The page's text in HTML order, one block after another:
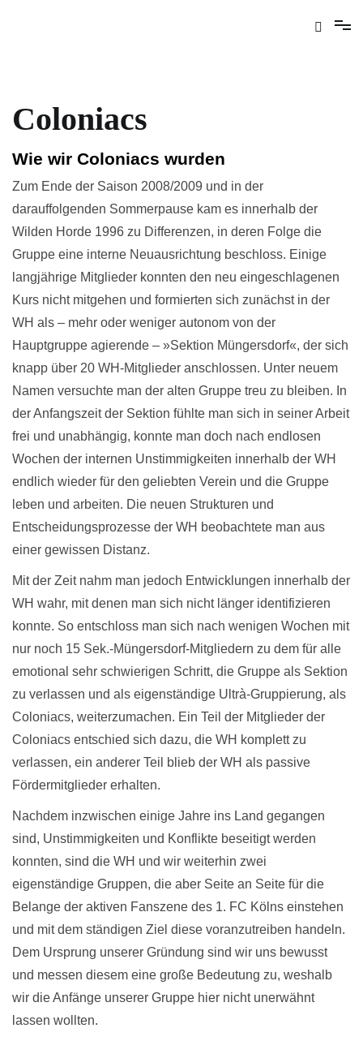
Coloniacs
Wie wir Coloniacs wurden
Zum Ende der Saison 2008/2009 und in der
darauffolgenden Sommerpause kam es innerhalb der
Wilden Horde 1996 zu Differenzen, in deren Folge die
Gruppe eine interne Neuausrichtung beschloss. Einige
langjährige Mitglieder konnten den neu eingeschlagenen
Kurs nicht mitgehen und formierten sich zunächst in der
WH als – mehr oder weniger autonom von der
Hauptgruppe agierende – »Sektion Müngersdorf«, der sich
knapp über 20 WH-Mitglieder anschlossen. Unter neuem
Namen versuchte man der alten Gruppe treu zu bleiben. In
der Anfangszeit der Sektion fühlte man sich in seiner Arbeit
frei und unabhängig, konnte man doch nach endlosen
Wochen der internen Unstimmigkeiten innerhalb der WH
endlich wieder für den geliebten Verein und die Gruppe
leben und arbeiten. Die neuen Strukturen und
Entscheidungsprozesse der WH beobachtete man aus
einer gewissen Distanz.
Mit der Zeit nahm man jedoch Entwicklungen innerhalb der
WH wahr, mit denen man sich nicht länger identifizieren
konnte. So entschloss man sich nach wenigen Wochen mit
nur noch 15 Sek.-Müngersdorf-Mitgliedern zu dem für alle
emotional sehr schwierigen Schritt, die Gruppe als Sektion
zu verlassen und als eigenständige Ultrà-Gruppierung, als
Coloniacs, weiterzumachen. Ein Teil der Mitglieder der
Coloniacs entschied sich dazu, die WH komplett zu
verlassen, ein anderer Teil blieb der WH als passive
Fördermitglieder erhalten.
Nachdem inzwischen einige Jahre ins Land gegangen
sind, Unstimmigkeiten und Konflikte beseitigt werden
konnten, sind die WH und wir weiterhin zwei
eigenständige Gruppen, die aber Seite an Seite für die
Belange der aktiven Fanszene des 1. FC Kölns einstehen
und mit dem ständigen Ziel diese voranzutreiben handeln.
Dem Ursprung unserer Gründung sind wir uns bewusst
und messen diesem eine große Bedeutung zu, weshalb
wir die Anfänge unserer Gruppe hier nicht unerwähnt
lassen wollten.